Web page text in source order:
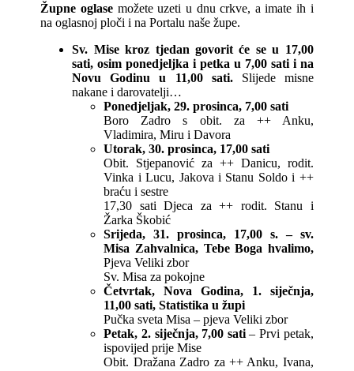
Župne oglasemožete uzeti u dnu crkve, a imate ih i
na oglasnoj ploči i na Portalu naše župe.
Sv. Mise kroz tjedan govorit će se u 17,00
sati, osim ponedjeljka i petka u 7,00 sati i na
Novu Godinu u 11,00 sati.Slijede misne
nakane i darovatelji…
Ponedjeljak, 29. prosinca, 7,00 sati
Boro Zadro s obit. za ++ Anku,
Vladimira, Miru i Davora
Utorak, 30. prosinca, 17,00 sati
Obit. Stjepanović za ++ Danicu, rodit.
Vinka i Lucu, Jakova i Stanu Soldo i ++
braću i sestre
17,30 sati Djeca za ++ rodit. Stanu i
Žarka Škobić
Srijeda, 31. prosinca, 17,00 s. – sv.
Misa Zahvalnica, Tebe Boga hvalimo,
Pjeva Veliki zbor
Sv. Misa za pokojne
Četvrtak, Nova Godina, 1. siječnja,
11,00 sati, Statistika u župi
Pučka sveta Misa – pjeva Veliki zbor
Petak, 2. siječnja, 7,00 sati– Prvi petak,
ispovijed prije Mise
Obit. Dražana Zadro za ++ Anku, Ivana,